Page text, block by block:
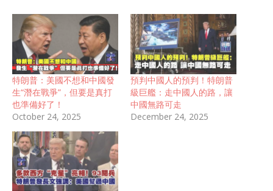
特朗普：美國不想和中國發
生“潛在戰爭”，但要是真打
也準備好了！
October 24, 2025
預判中國人的預判！特朗普
級巨艦：走中國人的路，讓
中國無路可走
December 24, 2025